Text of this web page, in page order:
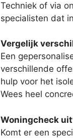
Techniek of via
specialisten dat
Vergelijk
Een
verschillende
hulp voor het
Wees heel
Woningcheck
Komt er een